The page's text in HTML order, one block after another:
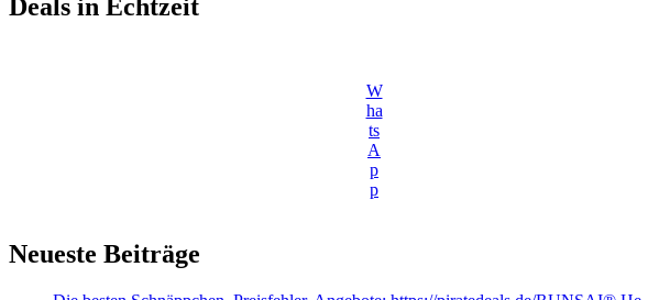
Deals in Echtzeit
W
ha
ts
A
p
p
Neueste Beiträge